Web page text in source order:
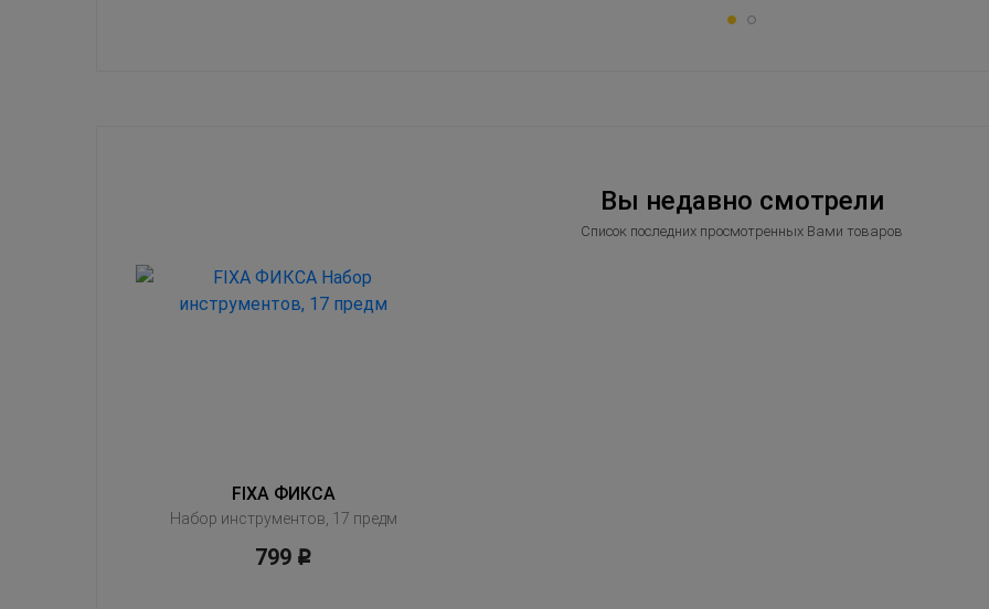
Вы недавно смотрели
Список последних просмотренных Вами товаров
FIXA ФИКСА
Набор инструментов, 17 предм
799 Р